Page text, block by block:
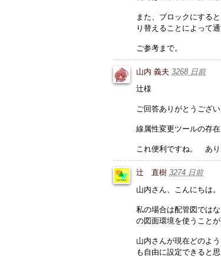
また、ブロックにする
り替えることによって
ご参考まで。
山内 義夫 3268 日前
辻様
ご回答ありがとうござ
線属性変更ツールの存
これ便利ですね。 あり
辻 直樹 3274 日前
山内さん、こんにちは。
私の場合は配管図では
の図面環境を使うことが
山内さんが現在どのよ
も自由に設定できると思